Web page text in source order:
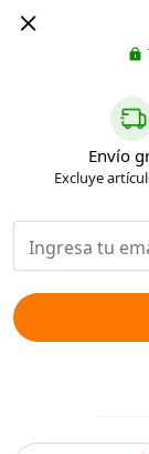
Envío
Excluye